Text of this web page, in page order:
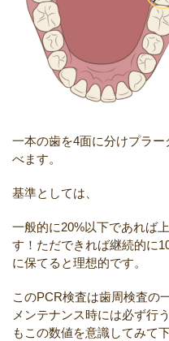
一本の歯を4面に分けプラ
べます。
基準としては、
一般的に20%以下であれば
す！ただできれば継続的に
に保てると理想的です。
このPCR検査は歯周検査の
メンテナンス時には必ず行
もこの数値を意識してみて